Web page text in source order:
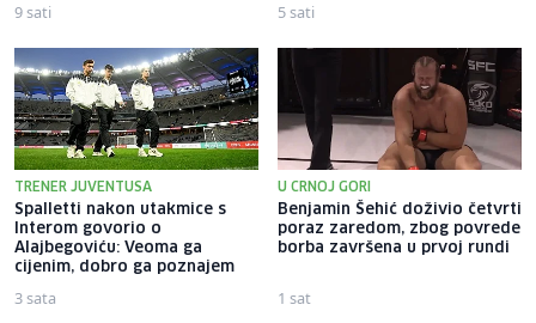
9 sati 5 sati
TRENER JUVENTUSA
Spalletti nakon utakmice s
Interom govorio o
Alajbegoviću: Veoma ga
cijenim, dobro ga poznajem
3 sata
U CRNOJ GORI
Benjamin Šehić doživio četvrti
poraz zaredom, zbog povrede
borba završena u prvoj rundi
1 sat